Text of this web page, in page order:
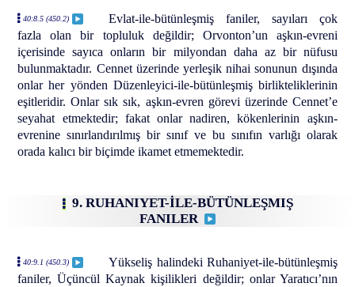
40:8.5 (450.2)
Evlat-ile-bütünleşmiş faniler, sayıları çok
fazla olan bir topluluk değildir; Orvonton’un aşkın-evreni
içerisinde sayıca onların bir milyondan daha az bir nüfusu
bulunmaktadır. Cennet üzerinde yerleşik nihai sonunun dışında
onlar her yönden Düzenleyici-ile-bütünleşmiş birlikteliklerinin
eşitleridir. Onlar sık sık, aşkın-evren görevi üzerinde Cennet’e
seyahat etmektedir; fakat onlar nadiren, kökenlerinin aşkın-
evrenine sınırlandırılmış bir sınıf ve bu sınıfın varlığı olarak
orada kalıcı bir biçimde ikamet etmemektedir.
9. RUHANIYET-İLE-BÜTÜNLEŞMIŞ
FANILER
40:9.1 (450.3)
Yükseliş halindeki Ruhaniyet-ile-bütünleşmiş
faniler, Üçüncül Kaynak kişilikleri değildir; onlar Yaratıcı’nın